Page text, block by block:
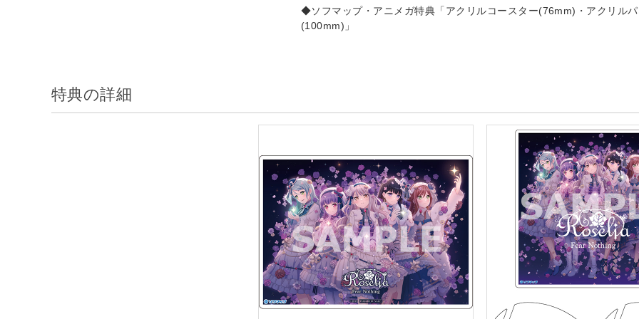
◆ソフマップ・アニメガ特典「アクリルコースター(76mm)・アクリル
(100mm)」
特典の詳細